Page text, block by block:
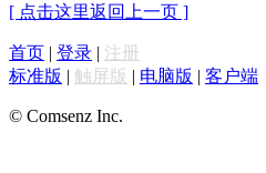
[ 点击这里返回上一页 ]
首页 | 登录 | 注册
标准版 | 触屏版 | 电脑版 | 客户端
© Comsenz Inc.